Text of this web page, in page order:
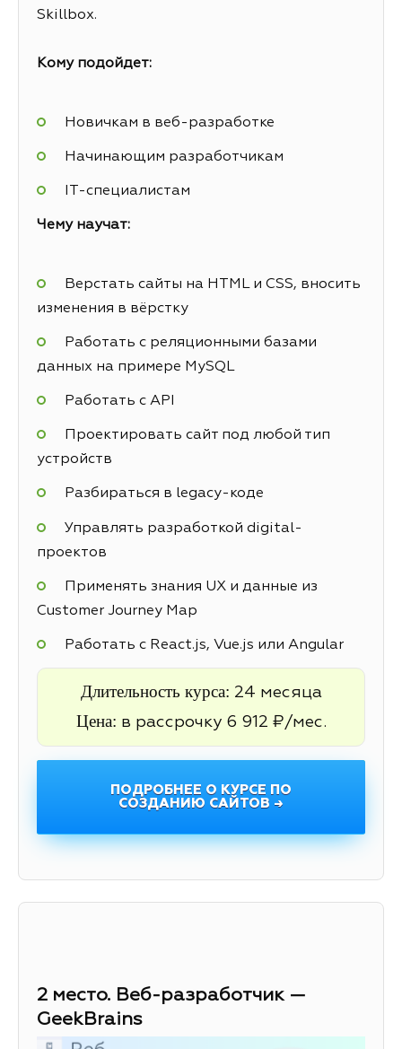
Skillbox.
Кому подойдет:
Новичкам в веб-разработке
Начинающим разработчикам
IT-специалистам
Чему научат:
Верстать сайты на HTML и CSS, вносить
изменения в вёрстку
Работать с реляционными базами
данных на примере MySQL
Работать с API
Проектировать сайт под любой тип
устройств
Разбираться в legacy-коде
Управлять разработкой digital-
проектов
Применять знания UX и данные из
Customer Journey Map
Работать с React.js, Vue.js или Angular
Длительность курса: 24 месяца
Цена: в рассрочку 6 912 ₽/мес.
ПОДРОБНЕЕ О КУРСЕ ПО
СОЗДАНИЮ САЙТОВ →
2 место. Веб-разработчик —
GeekBrains